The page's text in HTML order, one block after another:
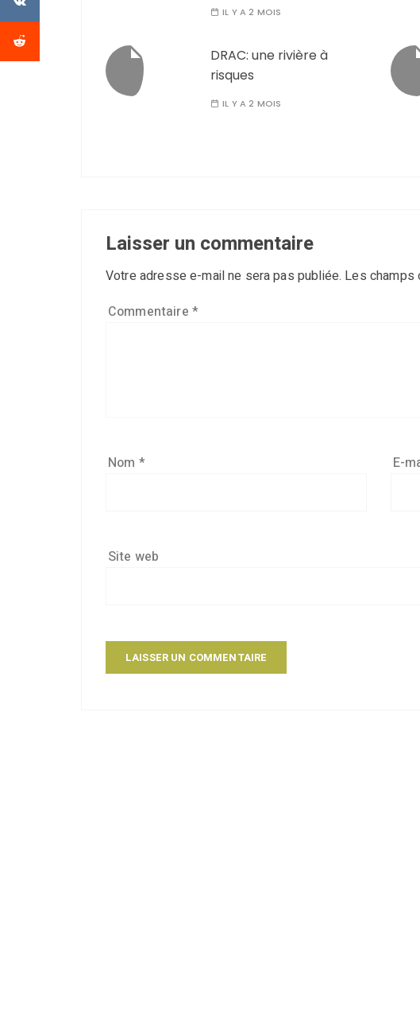
IL Y A 2 MOIS
DRAC: une rivière à
risques
IL Y A 2 MOIS
Laisser un commentaire
Votre adresse e-mail ne sera pas publiée. Les champs
Commentaire *
Nom * E-
Site web